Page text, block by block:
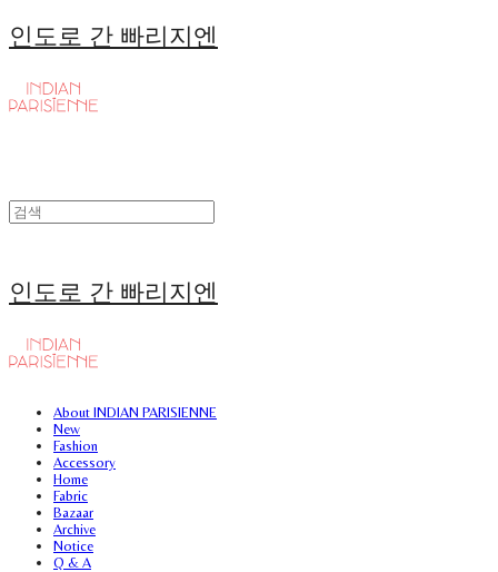
인도로 간 빠리지엔
인도로 간 빠리지엔
About INDIAN PARISIENNE
New
Fashion
Accessory
Home
Fabric
Bazaar
Archive
Notice
Q & A